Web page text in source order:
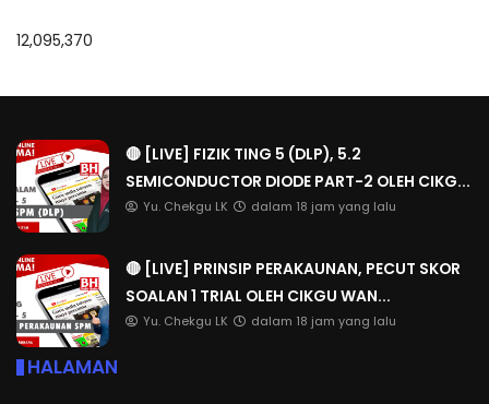
12,095,370
🔴 [LIVE] FIZIK TING 5 (DLP), 5.2
SEMICONDUCTOR DIODE PART-2 OLEH CIKG...
Yu. Chekgu LK dalam 18 jam yang lalu
🔴 [LIVE] PRINSIP PERAKAUNAN, PECUT SKOR
SOALAN 1 TRIAL OLEH CIKGU WAN...
Yu. Chekgu LK dalam 18 jam yang lalu
HALAMAN